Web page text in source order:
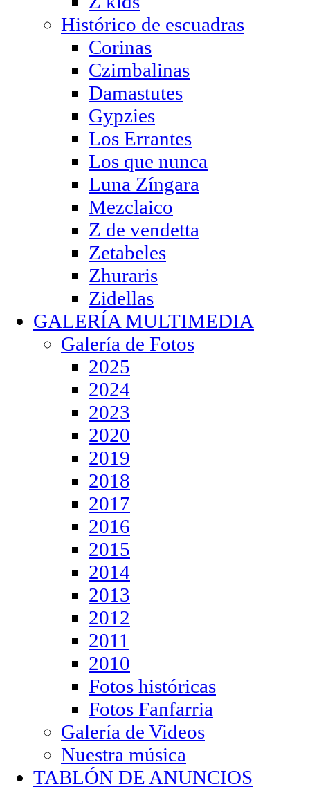
Histórico de escuadras
Corinas
Czimbalinas
Damastutes
Gypzies
Los Errantes
Los que nunca
Luna Zíngara
Mezclaico
Z de vendetta
Zetabeles
Zhuraris
Zidellas
GALERÍA MULTIMEDIA
Galería de Fotos
2025
2024
2023
2020
2019
2018
2017
2016
2015
2014
2013
2012
2011
2010
Fotos históricas
Fotos Fanfarria
Galería de Videos
Nuestra música
TABLÓN DE ANUNCIOS